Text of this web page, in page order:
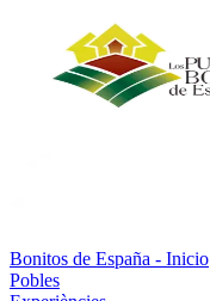
Bonitos de España - Inicio
Pobles